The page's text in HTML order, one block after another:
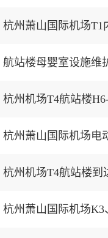
杭州萧山国际机场T1
航站楼母婴室设施维
杭州机场T4航站楼
杭州萧山国际机场电
杭州机场T4航站楼到